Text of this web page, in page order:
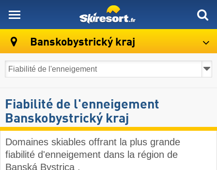
Banskobystrický kraj
Fiabilité de l'enneigement
Banskobystrický kraj
Domaines skiables offrant la plus grande
fiabilité d'enneigement dans la région de
Banská Bystrica .